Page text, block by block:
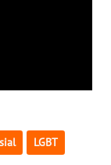
LGBT